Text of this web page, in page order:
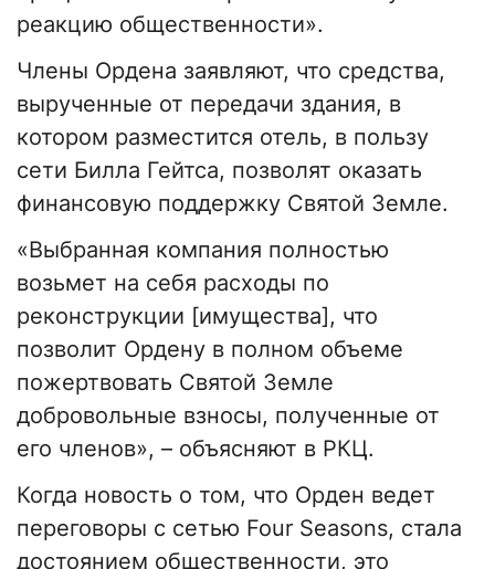
реакцию общественности».
Члены Ордена заявляют, что средства,
вырученные от передачи здания, в
котором разместится отель, в пользу
сети Билла Гейтса, позволят оказать
финансовую поддержку Святой Земле.
«Выбранная компания полностью
возьмет на себя расходы по
реконструкции [имущества], что
позволит Ордену в полном объеме
пожертвовать Святой Земле
добровольные взносы, полученные от
его членов», – объясняют в РКЦ.
Когда новость о том, что Орден ведет
переговоры с сетью Four Seasons, стала
достоянием общественности, это